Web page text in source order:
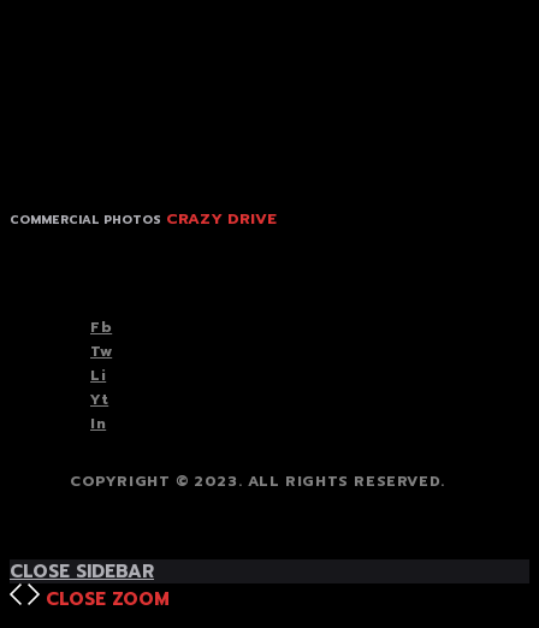
COMMERCIAL PHOTOS CRAZY DRIVE
Fb
Tw
Li
Yt
In
COPYRIGHT © 2023. ALL RIGHTS RESERVED.
CLOSE SIDEBAR
CLOSE ZOOM